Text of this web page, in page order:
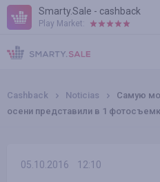
Smarty.Sale - cashback
Play Market:
AYUDA
TÉRMINOS DE USO
Cashback Noticias
Самую
осени представили в 1
05.10.2016 12:10